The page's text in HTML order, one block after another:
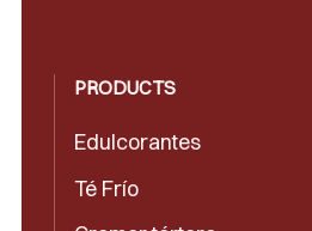
PRODUCTS
Edulcorantes
Té Frío